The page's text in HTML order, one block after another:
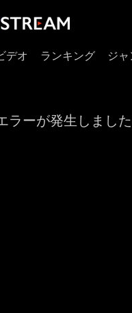
デオ ランキング ジャ
ラーが発生しまし